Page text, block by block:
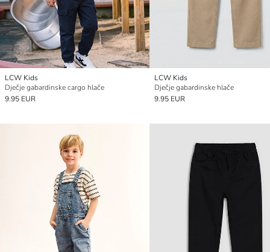
LCW Kids
Dječje gabardinske cargo hlače
9.95 EUR
LCW Kids
Dječje gabardinske hlače
9.95 EUR